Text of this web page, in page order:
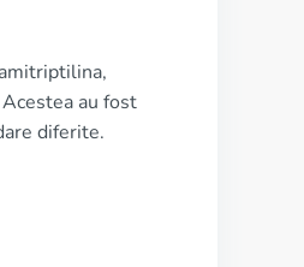
au fost
diferite.